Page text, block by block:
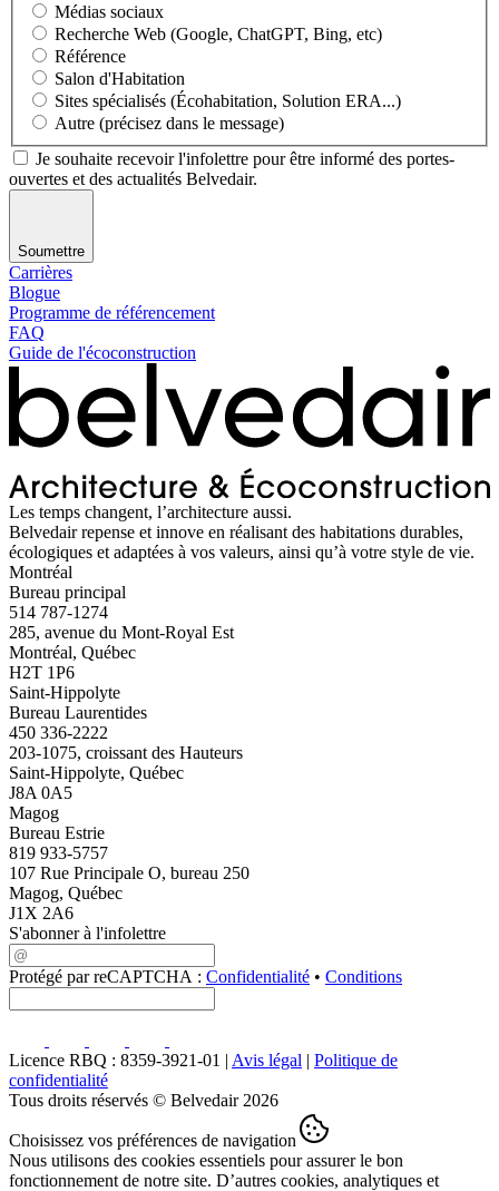
Médias sociaux
Recherche Web (Google, ChatGPT, Bing, etc)
Référence
Salon d'Habitation
Sites spécialisés (Écohabitation, Solution ERA...)
Autre (précisez dans le message)
Je souhaite recevoir l'infolettre pour être informé des portes-
ouvertes et des actualités Belvedair.
Soumettre
Carrières
Blogue
Programme de référencement
FAQ
Guide de l'écoconstruction
Les temps changent, l’architecture aussi.
Belvedair repense et innove en réalisant des habitations durables,
écologiques et adaptées à vos valeurs, ainsi qu’à votre style de vie.
Montréal
Bureau principal
514 787-1274
285, avenue du Mont-Royal Est
Montréal, Québec
H2T 1P6
Saint-Hippolyte
Bureau Laurentides
450 336-2222
203-1075, croissant des Hauteurs
Saint-Hippolyte, Québec
J8A 0A5
Magog
Bureau Estrie
819 933-5757
107 Rue Principale O, bureau 250
Magog, Québec
J1X 2A6
S'abonner à l'infolettre
Protégé par reCAPTCHA : Confidentialité • Conditions
Licence RBQ : 8359-3921-01 | Avis légal | Politique de
confidentialité
Tous droits réservés © Belvedair 2026
Choisissez vos préférences de navigation
Nous utilisons des cookies essentiels pour assurer le bon
fonctionnement de notre site. D’autres cookies, analytiques et